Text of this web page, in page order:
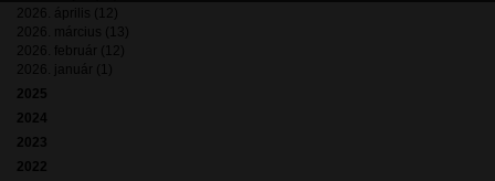
2026. április (12)
2026. március (13)
2026. február (12)
2026. január (1)
2025
2024
2023
2022